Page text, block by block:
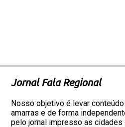
Jornal Fala Regional
Nosso objetivo é levar
amarras e de forma
pelo jornal impresso as cidades